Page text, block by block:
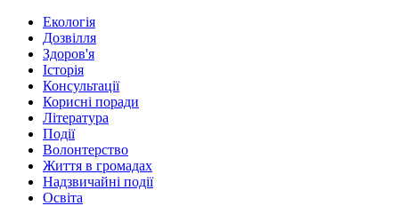
Екологія
Дозвілля
Здоров'я
Історія
Консультації
Корисні поради
Література
Події
Волонтерство
Життя в громадах
Надзвичайні події
Освіта